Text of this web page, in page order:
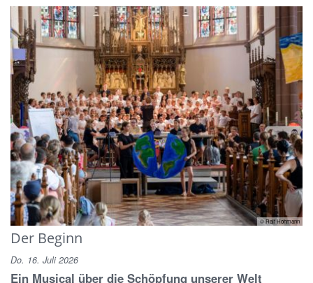
© Ralf Hohmann
Der Beginn
Do. 16. Juli 2026
Ein Musical über die Schöpfung unserer Welt